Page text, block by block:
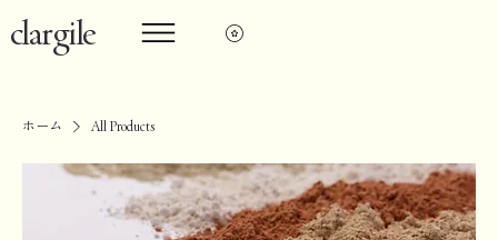
clargile
ホーム All Products